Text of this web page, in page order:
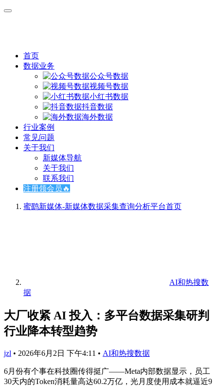
首页
数据业务
公众号数据
视频号数据
小红书数据
抖音数据
海外数据
行业案例
常见问题
关于我们
新媒体导航
关于我们
联系我们
注册领会员🔥
蜜鹞新媒体-新媒体数据采集查询分析平台首页
AI和热搜数
据
大厂收紧 AI 投入：多平台数据采集研判
行业降本转型趋势
jzl • 2026年6月2日 下午4:11 • AI和热搜数据
6月份有个事在科技圈传得挺广——Meta内部数据显示，员工
30天内的Token消耗量高达60.2万亿，光月度使用成本就逼近9